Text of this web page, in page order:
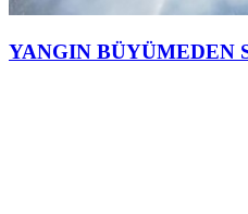
YANGIN BÜYÜMEDEN